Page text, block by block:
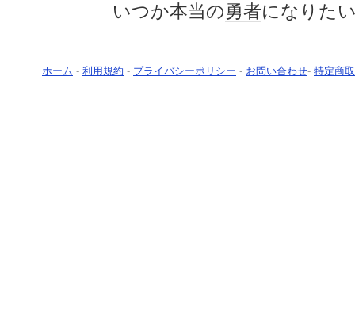
いつか本当の勇者になりた
ホーム - 利用規約 - プライバシーポリシー - お問い合わせ- 特定商